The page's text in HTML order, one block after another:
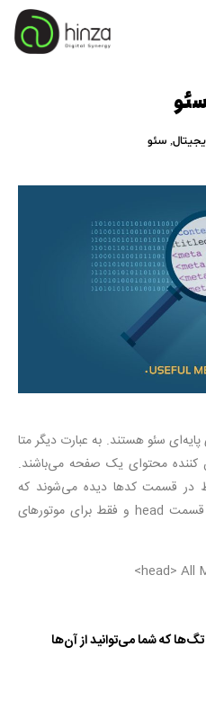
, سئو
سئو هستند. به عبارت دیگر متا
محتوای یک صفحه می‌باشند.
قسمت کدها دیده می‌شوند که
معمولا در بالای قسمت HTML در قسمت head و فقط برای موتورهای
که شما می‌توانید از آن‌ها